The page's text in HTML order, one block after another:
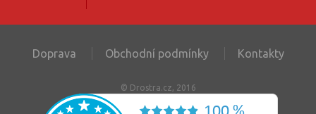
Doprava Obchodní podmínky Kontakty
© Drostra.cz, 2016